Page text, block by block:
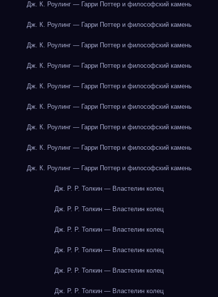
Дж. К. Роулинг — Гарри Поттер и философский камень
Дж. К. Роулинг — Гарри Поттер и философский камень
Дж. К. Роулинг — Гарри Поттер и философский камень
Дж. К. Роулинг — Гарри Поттер и философский камень
Дж. К. Роулинг — Гарри Поттер и философский камень
Дж. К. Роулинг — Гарри Поттер и философский камень
Дж. К. Роулинг — Гарри Поттер и философский камень
Дж. К. Роулинг — Гарри Поттер и философский камень
Дж. К. Роулинг — Гарри Поттер и философский камень
Дж. Р. Р. Толкин — Властелин колец
Дж. Р. Р. Толкин — Властелин колец
Дж. Р. Р. Толкин — Властелин колец
Дж. Р. Р. Толкин — Властелин колец
Дж. Р. Р. Толкин — Властелин колец
Дж. Р. Р. Толкин — Властелин колец